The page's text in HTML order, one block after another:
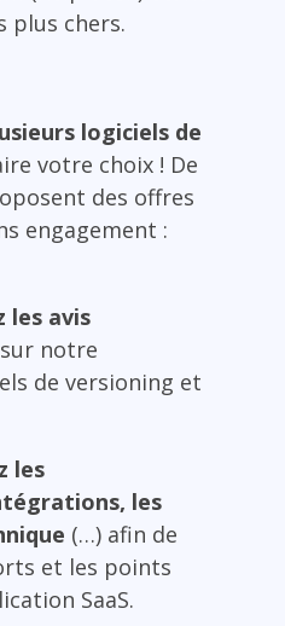
plus chers.
logiciels de
votre choix ! De
des offres
engagement :
les avis
notre
de versioning et
les
les
(…) afin de
et les points
SaaS.